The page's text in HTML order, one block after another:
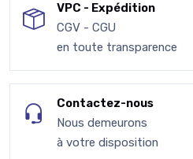
VPC - Expédition
CGV - CGU
en toute transparence
Contactez-nous
Nous demeurons
à votre disposition